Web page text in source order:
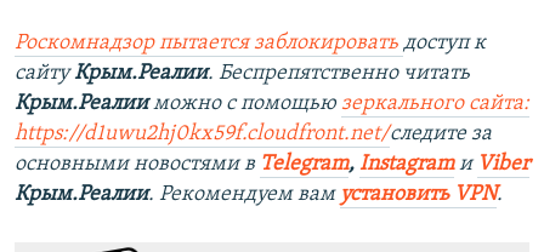
Роскомнадзор пытается заблокировать доступ к
сайтуКрым.Реалии. Беспрепятственно читать
Крым.Реалииможно с помощью зеркального сайта:
https://d1uwu2hj0kx59f.cloudfront.net/следите за
основными новостями в Telegram, Instagramи Viber
Крым.Реалии. Рекомендуем вам установить VPN.